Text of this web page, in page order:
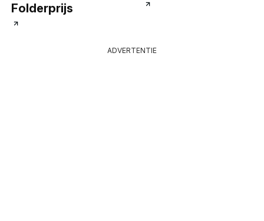
Folderprijs
ADVERTENTIE